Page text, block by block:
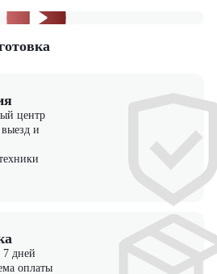
центр
и
7 дней
оплаты